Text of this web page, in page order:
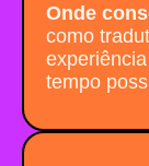
Onde
como
tempo